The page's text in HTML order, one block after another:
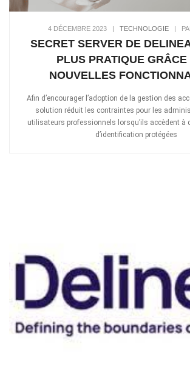
4 DÉCEMBRE 2023 | TECHNOLOGIE |
SECRET SERVER DE
PLUS PRATIQUE GRÂCE
NOUVELLES
Afin d’encourager l’adoption de la gestion des
solution réduit les contraintes pour les
utilisateurs professionnels lorsqu’ils accèdent à
d’identification protégées